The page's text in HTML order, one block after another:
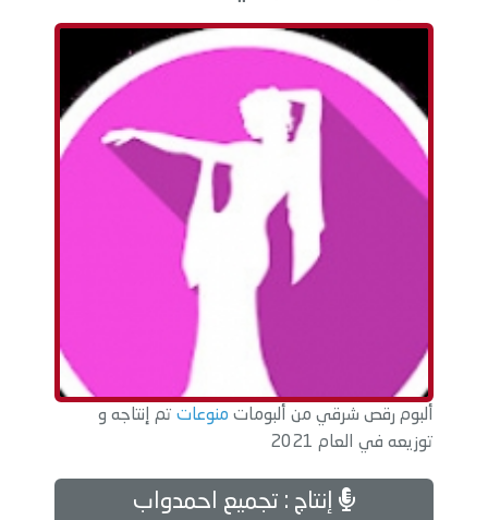
ألبوم رقص شرقي من ألبومات منوعات تم إنتاجه و
توزيعه في العام 2021
إنتاج : تجميع احمدواب